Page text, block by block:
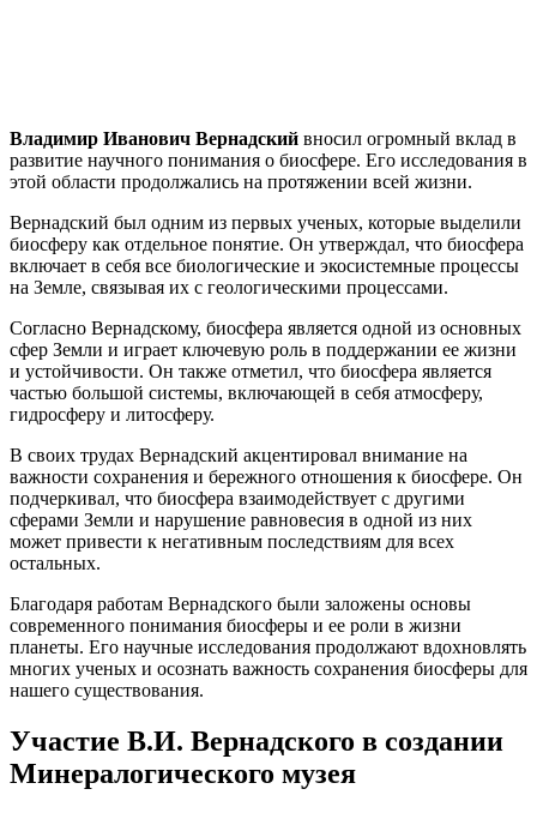
Владимир Иванович Вернадский вносил огромный вклад в
развитие научного понимания о биосфере. Его исследования в
этой области продолжались на протяжении всей жизни.
Вернадский был одним из первых ученых, которые выделили
биосферу как отдельное понятие. Он утверждал, что биосфера
включает в себя все биологические и экосистемные процессы
на Земле, связывая их с геологическими процессами.
Согласно Вернадскому, биосфера является одной из основных
сфер Земли и играет ключевую роль в поддержании ее жизни
и устойчивости. Он также отметил, что биосфера является
частью большой системы, включающей в себя атмосферу,
гидросферу и литосферу.
В своих трудах Вернадский акцентировал внимание на
важности сохранения и бережного отношения к биосфере. Он
подчеркивал, что биосфера взаимодействует с другими
сферами Земли и нарушение равновесия в одной из них
может привести к негативным последствиям для всех
остальных.
Благодаря работам Вернадского были заложены основы
современного понимания биосферы и ее роли в жизни
планеты. Его научные исследования продолжают вдохновлять
многих ученых и осознать важность сохранения биосферы для
нашего существования.
Участие В.И. Вернадского в создании
Минералогического музея